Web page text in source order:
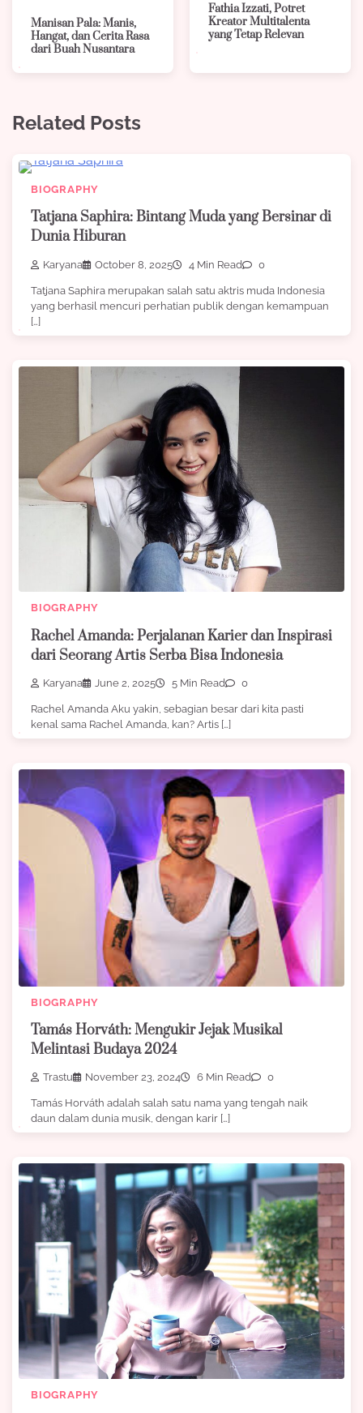
Manisan Pala: Manis,
Hangat, dan Cerita Rasa
dari Buah Nusantara
Fathia Izzati, Potret
Kreator Multitalenta
yang Tetap Relevan
Related Posts
BIOGRAPHY
Tatjana Saphira: Bintang Muda yang Bersinar di
Dunia Hiburan
Karyana October 8, 2025 4 Min Read 0
Tatjana Saphira merupakan salah satu aktris muda Indonesia
yang berhasil mencuri perhatian publik dengan kemampuan
[…]
BIOGRAPHY
Rachel Amanda: Perjalanan Karier dan Inspirasi
dari Seorang Artis Serba Bisa Indonesia
Karyana June 2, 2025 5 Min Read 0
Rachel Amanda Aku yakin, sebagian besar dari kita pasti
kenal sama Rachel Amanda, kan? Artis […]
BIOGRAPHY
Tamás Horváth: Mengukir Jejak Musikal
Melintasi Budaya 2024
Trastu November 23, 2024 6 Min Read 0
Tamás Horváth adalah salah satu nama yang tengah naik
daun dalam dunia musik, dengan karir […]
BIOGRAPHY